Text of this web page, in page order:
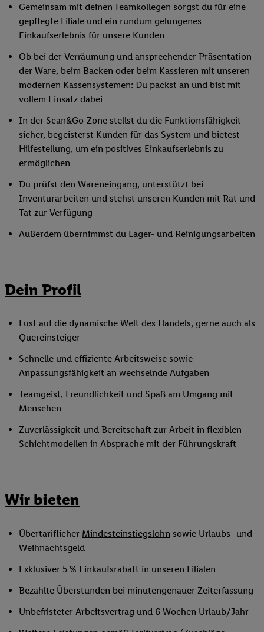
Gemeinsam mit deinen Teamkollegen sorgst du für eine
gepflegte Filiale und ein rundum gelungenes
Einkaufserlebnis für unsere Kunden
Ob bei der Verräumung und ansprechender Präsentation
der Ware, beim Backen oder beim Kassieren mit unseren
modernen Kassensystemen: Du packst an und bist mit
vollem Einsatz dabei
In der Scan&Go-Zone stellst du die Funktionsfähigkeit
sicher, begeisterst Kunden für das System und bietest
Hilfestellung, um ein positives Einkaufserlebnis zu
ermöglichen
Du prüfst den Wareneingang, unterstützt bei
Inventurarbeiten und stehst unseren Kunden mit Rat und
Tat zur Verfügung
Außerdem übernimmst du Lager- und Reinigungsarbeiten
Dein Profil
Lust auf die dynamische Welt des Handels, gerne auch als
Quereinsteiger
Schnelle und effiziente Arbeitsweise sowie
Anpassungsfähigkeit an wechselnde Aufgaben
Teamgeist, Freundlichkeit und Spaß am Umgang mit
Menschen
Zuverlässigkeit und Bereitschaft zur Arbeit in flexiblen
Schichtmodellen in Absprache mit der Führungskraft
Wir bieten
Übertariflicher Mindesteinstiegslohn sowie Urlaubs- und
Weihnachtsgeld
Exklusiver 5 % Einkaufsrabatt in unseren Filialen
Bezahlte Überstunden bei minutengenauer Zeiterfassung
Unbefristeter Arbeitsvertrag und 6 Wochen Urlaub/Jahr